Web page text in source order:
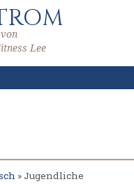
Lee
»Jugendliche